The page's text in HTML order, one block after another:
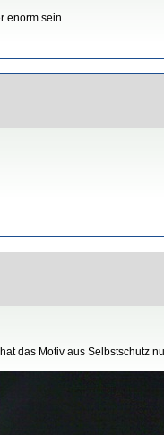
sein ...
das Motiv aus Selbstschutz